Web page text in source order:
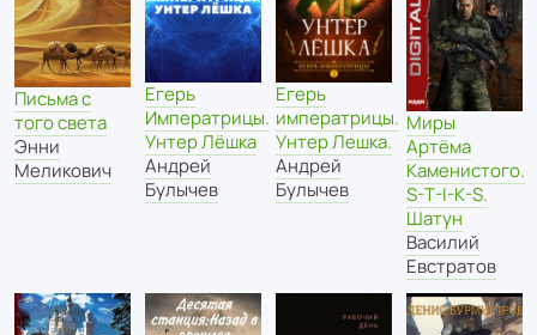
Письма с
того света
Энни
Меликович
Егерь
Императрицы.
Унтер Лёшка
Андрей
Булычев
Егерь
императрицы.
Унтер Лешка.
Андрей
Булычев
Миры
Артёма
Каменистого.
S-T-I-K-S.
Шатун
Василий
Евстратов